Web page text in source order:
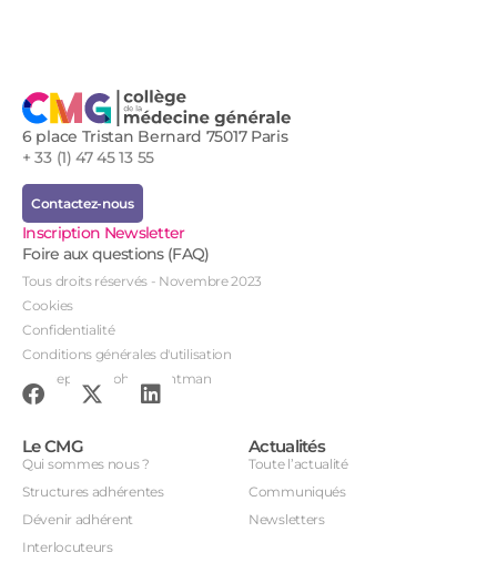
6 place Tristan Bernard 75017 Paris
+ 33 (1) 47 45 13 55
Contactez-nous
Inscription Newsletter
Foire aux questions (FAQ)
Tous droits réservés - Novembre 2023
Cookies
Confidentialité
Conditions générales d'utilisation
Conception : John Brightman
Le CMG
Qui sommes nous ?
Structures adhérentes
Dévenir adhérent
Interlocuteurs
Actualités
Toute l’actualité
Communiqués
Newsletters